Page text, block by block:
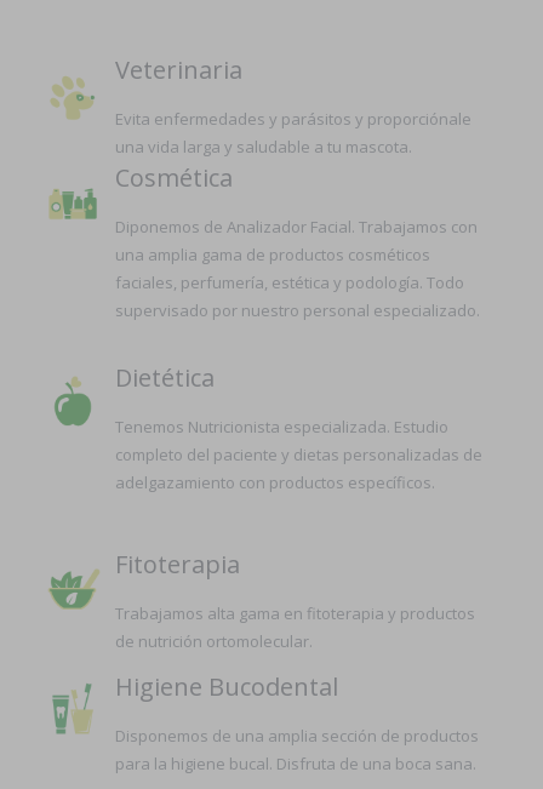
Veterinaria
Evita enfermedades y parásitos y proporciónale
una vida larga y saludable a tu mascota.
Cosmética
Diponemos de Analizador Facial. Trabajamos con
una amplia gama de productos cosméticos
faciales, perfumería, estética y podología. Todo
supervisado por nuestro personal especializado.
Dietética
Tenemos Nutricionista especializada. Estudio
completo del paciente y dietas personalizadas de
adelgazamiento con productos específicos.
Fitoterapia
Trabajamos alta gama en fitoterapia y productos
de nutrición ortomolecular.
Higiene Bucodental
Disponemos de una amplia sección de productos
para la higiene bucal. Disfruta de una boca sana.